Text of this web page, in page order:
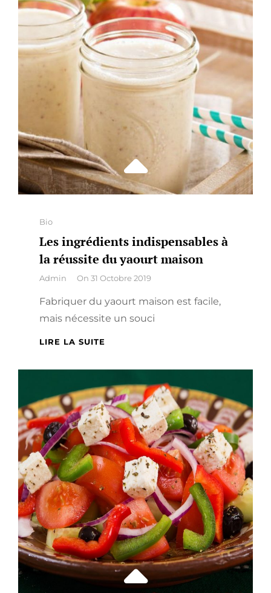
DES
LÉGUMES
BIOLOGIQUES
Categories
Bio
Les ingrédients indispensables à
la réussite du yaourt maison
By
Admin On 31 Octobre 2019
Fabriquer du yaourt maison est facile,
mais nécessite un souci
LIRE LA SUITE
LA
RÉUSSITE
DU
YAOURT
MAISON